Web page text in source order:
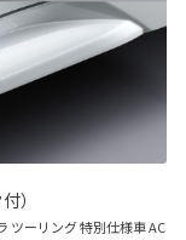
）
ーリング 特別仕様車 AC